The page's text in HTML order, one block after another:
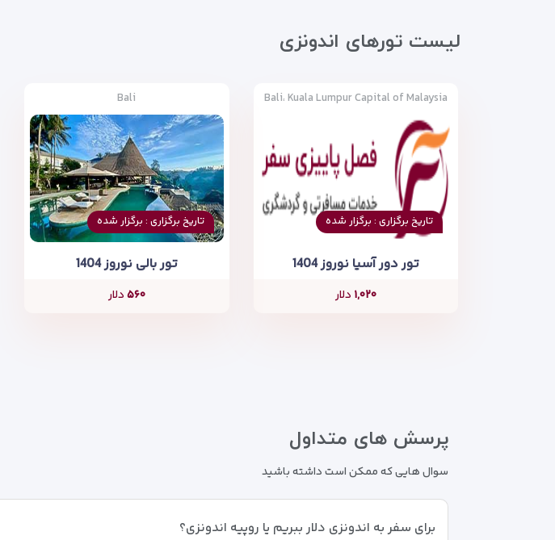
لیست تورهای اندونزی
Bali، Kuala Lumpur Capital of Malaysia
تاریخ برگزاری : برگزار شده
تور دور آسیا نوروز 1404
۱,۰۲۰ دلار
Bali
تاریخ برگزاری : برگزار شده
تور بالی نوروز 1404
۵۶۰دلار
پرسش های متداول
سوال هایی که ممکن است داشته باشید
برای سفر به اندونزی دلار ببریم یا روپیه اندونزی؟